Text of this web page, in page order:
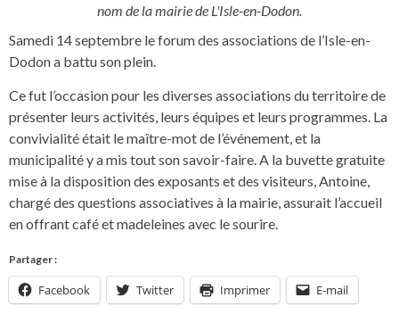
nom de la mairie de L'Isle-en-Dodon.
Samedi 14 septembre le forum des associations de l’Isle-en-
Dodon a battu son plein.
Ce fut l’occasion pour les diverses associations du territoire de
présenter leurs activités, leurs équipes et leurs programmes. La
convivialité était le maître-mot de l’événement, et la
municipalité y a mis tout son savoir-faire. A la buvette gratuite
mise à la disposition des exposants et des visiteurs, Antoine,
chargé des questions associatives à la mairie, assurait l’accueil
en offrant café et madeleines avec le sourire.
Partager :
Facebook Twitter Imprimer E-mail